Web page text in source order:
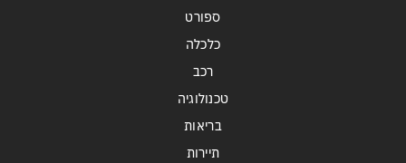
ספורט
כלכלה
רכב
טכנולוגיה
בריאות
תיירות